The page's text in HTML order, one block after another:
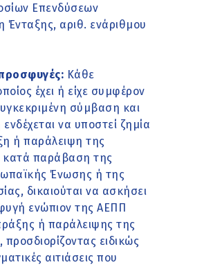
Επενδύσεων
Ένταξης, αριθ. ενάριθμου
Κάθε
έχει ή είχε συμφέρον
σύμβαση και
ενδέχεται να υποστεί ζημία
ή παράλειψη της
κατά παράβαση της
Ένωσης ή της
δικαιούται να ασκήσει
ενώπιον της ΑΕΠΠ
ή παράλειψης της
ειδικώς
αιτιάσεις που